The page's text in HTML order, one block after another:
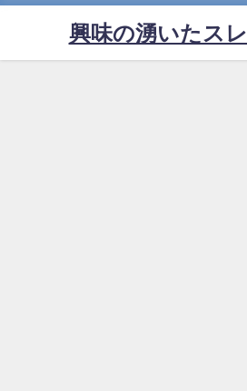
興味の湧いたス